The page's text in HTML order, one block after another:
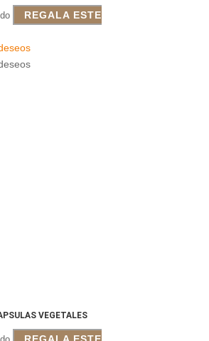
REGALA ESTE
VEGETALES